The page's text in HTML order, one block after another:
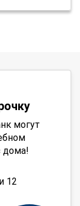
могут
дома!
12